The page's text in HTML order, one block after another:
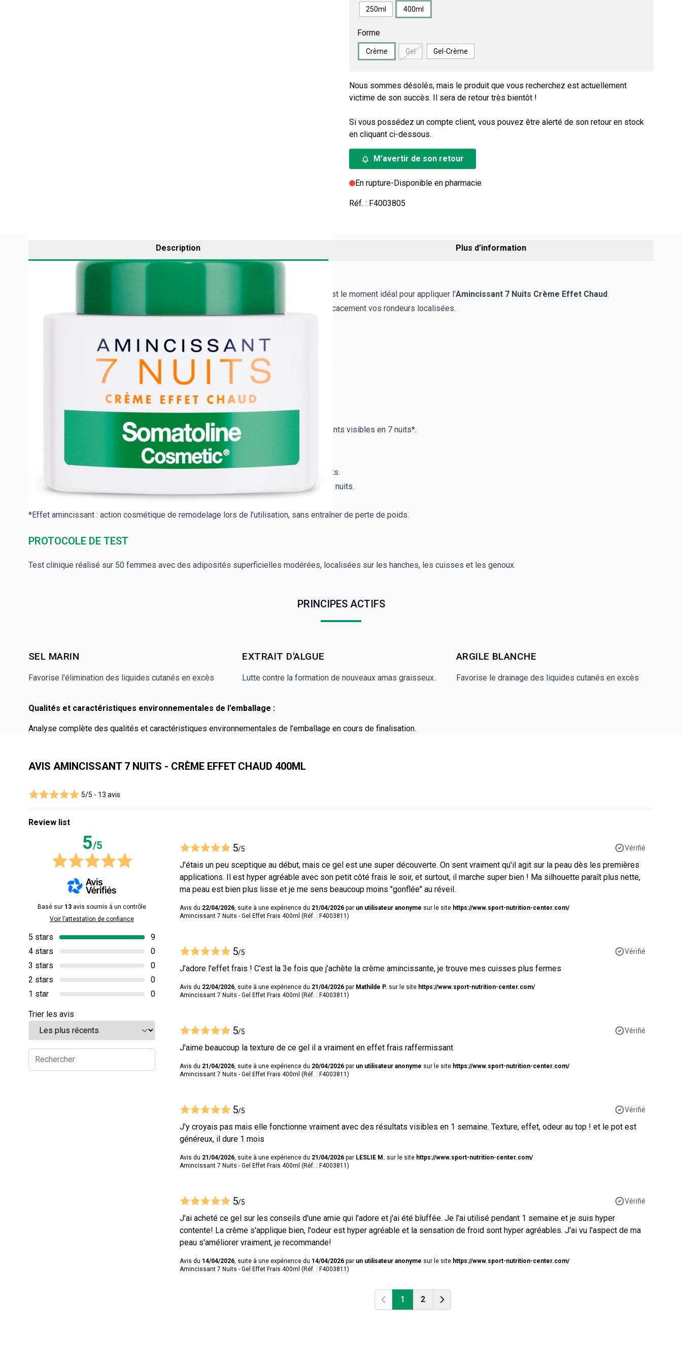
250ml 400ml
Forme
Crème Gel Gel-Crème
Nous sommes désolés, mais le produit que vous recherchez est actuellement
victime de son succès. Il sera de retour très bientôt !
Si vous possédez un compte client, vous pouvez être alerté de son retour en stock
en cliquant ci-dessous.
M'avertir de son retour
En rupture-Disponible en pharmacie
Réf. : F4003805
Description Plus d’information
. La position allongée facilitant le drainage, c'est le moment idéal pour appliquer l'Amincissant 7 Nuits Crème Effet Chaud.
Grâce à sa texture riche au beurre de karité, la crème est facile à appliquer et cible efficacement vos rondeurs localisées.
Formule à 90% d'origine naturelle
Déconseillé aux femmes enceintes et allaitantes (soin non testé durant cette période)
RÉSULTATS CLINIQUES
Résultats dès la première semaine :
Agit sur la graisse localisée et les liquides en excès, avec des résultats amincissants visibles en 7 nuits*.
En prolongeant le traitement, l’efficacité amincissante double en 1 mois.
-1,5 cm de circonférence au niveau des genoux en 28 nuits.
Réduction des adiposités sur les hanches et cuisses en 7 nuits, doublée en 28 nuits.
Réduction de l’œdème cutané sur les hanches et cuisses en 7 nuits, doublée en 28 nuits.
Réactivation de la microcirculation à 80 % en 7 nuits.
*Effet amincissant : action cosmétique de remodelage lors de l’utilisation, sans entraîner de perte de poids.
PROTOCOLE DE TEST
Test clinique réalisé sur 50 femmes avec des adiposités superficielles modérées, localisées sur les hanches, les cuisses et les genoux.
PRINCIPES ACTIFS
SEL MARIN
Favorise l'élimination des liquides cutanés en excès
EXTRAIT D'ALGUE
Lutte contre la formation de nouveaux amas graisseux.
ARGILE BLANCHE
Favorise le drainage des liquides cutanés en excès
Qualités et caractéristiques environnementales de l’emballage :
Analyse complète des qualités et caractéristiques environnementales de l’emballage en cours de finalisation.
AVIS AMINCISSANT 7 NUITS - CRÈME EFFET CHAUD 400ML
5/5 - 13 avis
Review list
5/5
Basé sur 13 avis soumis à un contrôle
Voir l’attestation de confiance
5 stars
9
4 stars
0
3 stars
0
2 stars
0
1 star
0
Trier les avis
5/5 Vérifié
J'étais un peu sceptique au début, mais ce gel est une super découverte. On sent vraiment qu'il agit sur la peau dès les premières
applications. Il est hyper agréable avec son petit côté frais le soir, et surtout, il marche super bien ! Ma silhouette paraît plus nette,
ma peau est bien plus lisse et je me sens beaucoup moins "gonflée" au réveil.
Avis du 22/04/2026, suite à une expérience du 21/04/2026 par un utilisateur anonyme sur le site https://www.sport-nutrition-center.com/
Amincissant 7 Nuits - Gel Effet Frais 400ml (Réf. : F4003811)
5/5 Vérifié
J'adore l'effet frais ! C'est la 3e fois que j'achète la crème amincissante, je trouve mes cuisses plus fermes
Avis du 22/04/2026, suite à une expérience du 21/04/2026 par Mathilde P. sur le site https://www.sport-nutrition-center.com/
Amincissant 7 Nuits - Gel Effet Frais 400ml (Réf. : F4003811)
5/5 Vérifié
J'aime beaucoup la texture de ce gel il a vraiment en effet frais raffermissant
Avis du 21/04/2026, suite à une expérience du 20/04/2026 par un utilisateur anonyme sur le site https://www.sport-nutrition-center.com/
Amincissant 7 Nuits - Gel Effet Frais 400ml (Réf. : F4003811)
5/5 Vérifié
J'y croyais pas mais elle fonctionne vraiment avec des résultats visibles en 1 semaine. Texture, effet, odeur au top ! et le pot est
généreux, il dure 1 mois
Avis du 21/04/2026, suite à une expérience du 21/04/2026 par LESLIE M. sur le site https://www.sport-nutrition-center.com/
Amincissant 7 Nuits - Gel Effet Frais 400ml (Réf. : F4003811)
5/5 Vérifié
J'ai acheté ce gel sur les conseils d'une amie qui l'adore et j'ai été bluffée. Je l'ai utilisé pendant 1 semaine et je suis hyper
contente! La crème s'applique bien, l'odeur est hyper agréable et la sensation de froid sont hyper agréables. J'ai vu l'aspect de ma
peau s'améliorer vraiment, je recommande!
Avis du 14/04/2026, suite à une expérience du 14/04/2026 par un utilisateur anonyme sur le site https://www.sport-nutrition-center.com/
Amincissant 7 Nuits - Gel Effet Frais 400ml (Réf. : F4003811)
Précédent
1 2
Précédent